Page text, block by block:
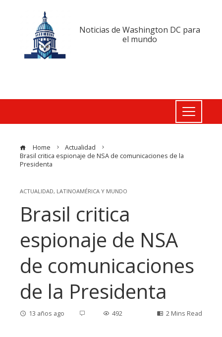
Noticias de Washington DC para
el mundo
Home
Actualidad
Brasil critica espionaje de NSA de comunicaciones de la
Presidenta
ACTUALIDAD, LATINOAMÉRICA Y MUNDO
Brasil critica
espionaje de NSA
de comunicaciones
de la Presidenta
13 años ago 492 2 Mins Read